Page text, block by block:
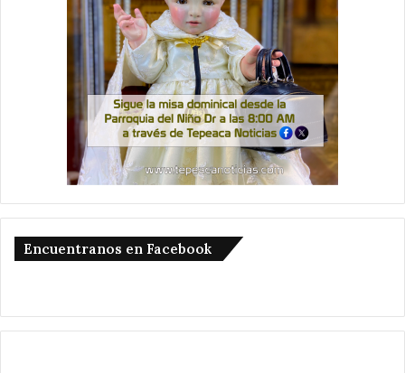
Encuentranos en Facebook